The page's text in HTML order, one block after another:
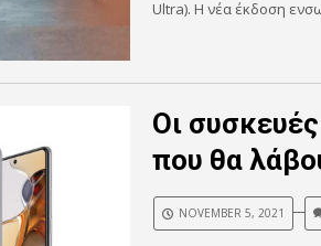
Ultra). Η νέα έκδοση
Οι
που θα
NOVEMBER 5, 2021